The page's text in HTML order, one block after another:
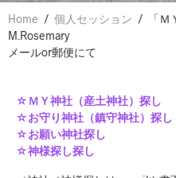
Home / 個人セッション /
「
M.Rosemary
メールor郵便にて
☆ＭＹ神社（産土神社）探し
☆お守り神社（鎮守神社）探し
☆お願い神社探し
☆神様探し探し